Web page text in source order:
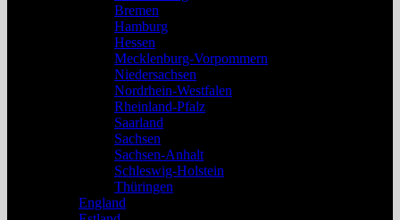
Bremen
Hamburg
Hessen
Mecklenburg-Vorpommern
Niedersachsen
Nordrhein-Westfalen
Rheinland-Pfalz
Saarland
Sachsen
Sachsen-Anhalt
Schleswig-Holstein
Thüringen
England